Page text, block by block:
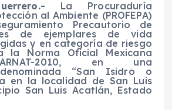
La Procuraduría
al Ambiente (PROFEPA)
Precautorio de
de ejemplares de vida
y en categoría de riesgo
la Norma Oficial Mexicana
2010, en una
“San Isidro o
en la localidad de San Luis
San Luis Acatlán, Estado